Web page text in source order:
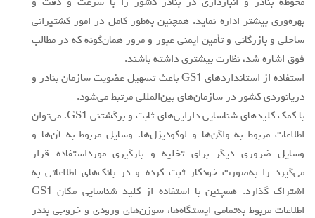
محوطه بنادر و انبارداری در بنادر کشور را با سرعت و دقت و
بهره‌وری بيشتر اداره نمايد. همچنين به‌طور کامل در امور کشتیرانی
ساحلی و بازرگانی و تأمین ایمنی عبور و مرور همان‌گونه كه در مطالب
فوق اشاره شد، نظارت بيشتري داشته باشند.
استفاده از استانداردهاي GS1 باعث تسهيل عضويت سازمان بنادر و
دريانوردي كشور در سازمان‌هاي بين‌المللي مرتبط مي‌شود.
با كمك كليد‌هاي شناسايي دارايي‌هاي ثابت و برگشتني GS1، مي‌توان
اطلاعات مربوط به واگن‌ها و لوکودیزل‌ها، وسایل مربوط به آن‌ها و
وسایل ضروری دیگر براي تخلیه و بارگیری مورداستفاده قرار
مي‌گيرد را به‌صورت خودکار ثبت كرده و در بانك‌هاي اطلاعاتي به
اشتراك گذارد. همچنين با استفاده از كليد شناسايي مكان GS1
اطلاعات مربوط به‌تمامی ايستگاه‌ها، سوزن‌هاي ورودي و خروجي بندر